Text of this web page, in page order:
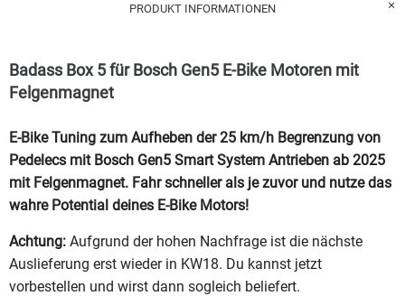
PRODUKT INFORMATIONEN
Badass Box 5 für Bosch Gen5 E-Bike Motoren mit
Felgenmagnet
E-Bike Tuning zum Aufheben der 25 km/h Begrenzung von
Pedelecs mit Bosch Gen5 Smart System Antrieben ab 2025
mit Felgenmagnet. Fahr schneller als je zuvor und nutze das
wahre Potential deines E-Bike Motors!
Achtung: Aufgrund der hohen Nachfrage ist die nächste
Auslieferung erst wieder in KW18. Du kannst jetzt
vorbestellen und wirst dann sogleich beliefert.